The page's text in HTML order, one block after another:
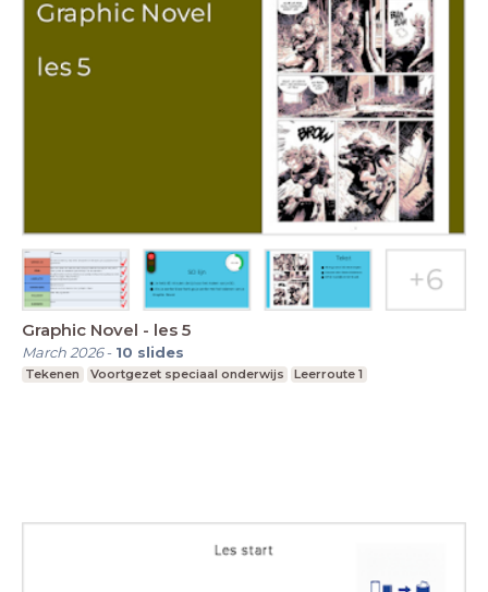
Graphic Novel - les 5
March 2026- 10 slides
Tekenen Voortgezet speciaal onderwijs Leerroute 1